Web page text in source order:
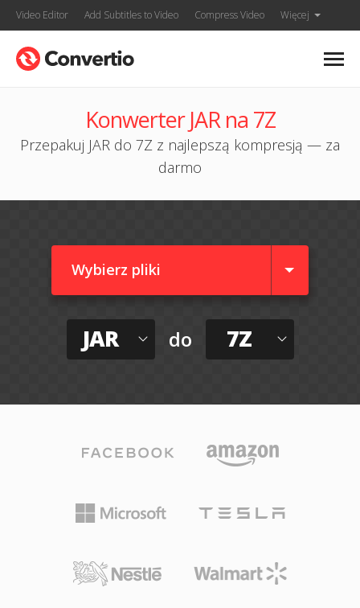
Video Editor Add Subtitles to Video Compress Video Więcej
Konwerter JAR na 7Z
Przepakuj JAR do 7Z z najlepszą kompresją — za
darmo
Wybierz pliki
JAR do 7Z